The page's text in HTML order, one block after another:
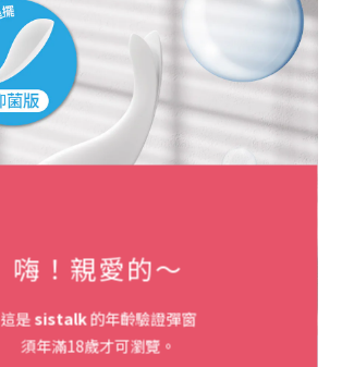
嗨！親愛的～
這是 sistalk的年齡驗證彈窗
須年滿18歲才可瀏覽。